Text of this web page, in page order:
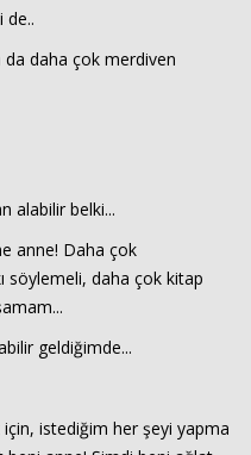
de..
daha çok merdiven
alabilir belki...
anne! Daha çok
söylemeli, daha çok kitap
geldiğimde...
için, istediğim her şeyi yapma